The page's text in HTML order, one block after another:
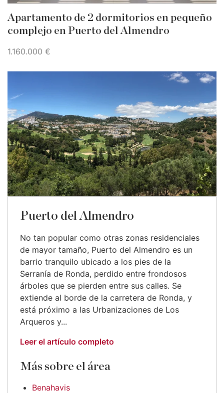
Apartamento de 2 dormitorios en pequeño
complejo en Puerto del Almendro
1.160.000 €
Puerto del Almendro
No tan popular como otras zonas residenciales
de mayor tamaño, Puerto del Almendro es un
barrio tranquilo ubicado a los pies de la
Serranía de Ronda, perdido entre frondosos
árboles que se pierden entre sus calles. Se
extiende al borde de la carretera de Ronda, y
está próximo a las Urbanizaciones de Los
Arqueros y...
Leer el artículo completo
Más sobre el área
Benahavis